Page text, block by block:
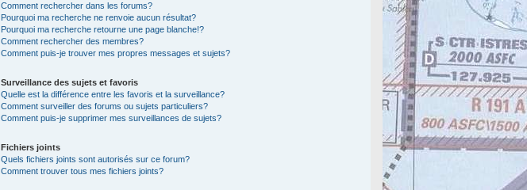
Comment rechercher dans les forums?
Pourquoi ma recherche ne renvoie aucun résultat?
Pourquoi ma recherche retourne une page blanche!?
Comment rechercher des membres?
Comment puis-je trouver mes propres messages et sujets?
Surveillance des sujets et favoris
Quelle est la différence entre les favoris et la surveillance?
Comment surveiller des forums ou sujets particuliers?
Comment puis-je supprimer mes surveillances de sujets?
Fichiers joints
Quels fichiers joints sont autorisés sur ce forum?
Comment trouver tous mes fichiers joints?